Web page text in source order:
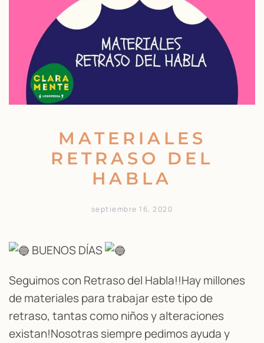
MATERIALES
RETRASO DEL
HABLA
septiembre 16, 2020
BUENOS DÍAS
Seguimos con Retraso del Habla!!Hay millones
de materiales para trabajar este tipo de
retraso, tantas como niños y alteraciones
existan!Nosotras siempre pedimos ayuda y